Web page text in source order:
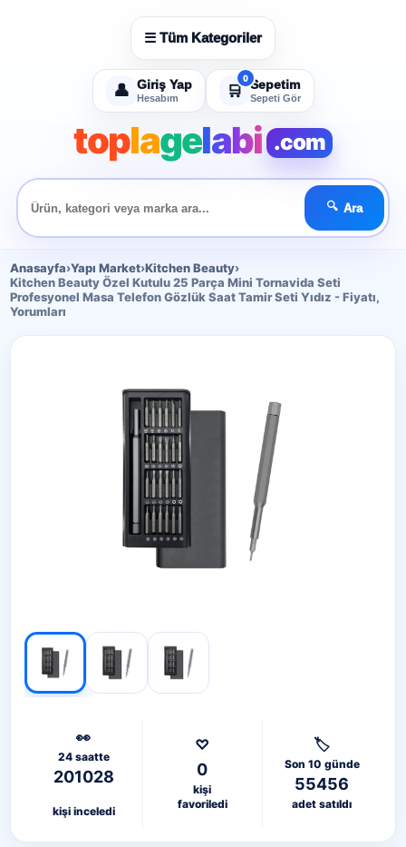
☰ Tüm Kategoriler
👤 Giriş Yap
Hesabım 🛒 Sepetim
Sepeti Gör
toplagelabi .com
🔍 Ara
Anasayfa›Yapı Market›Kitchen Beauty›
Kitchen Beauty Özel Kutulu 25 Parça Mini Tornavida Seti
Profesyonel Masa Telefon Gözlük Saat Tamir Seti Yıdız - Fiyatı,
Yorumları
👀
24 saatte
201028
kişi inceledi
♡
0
kişi
favoriledi
🏷️
Son 10 günde
55456
adet satıldı